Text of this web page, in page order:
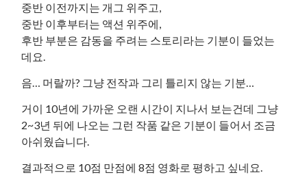
중반 이전까지는 개그 위주고,
중반 이후부터는 액션 위주에,
후반 부분은 감동을 주려는 스토리라는 기분이 들었는
데요.
음… 머랄까? 그냥 전작과 그리 틀리지 않는 기분…
거이 10년에 가까운 오랜 시간이 지나서 보는건데 그냥
2~3년 뒤에 나오는 그런 작품 같은 기분이 들어서 조금
아쉬웠습니다.
결과적으로 10점 만점에 8점 영화로 평하고 싶네요.